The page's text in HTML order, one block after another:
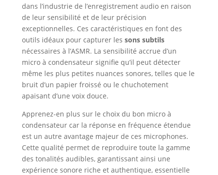
dans l’industrie de l’enregistrement audio en raison
de leur sensibilité et de leur précision
exceptionnelles. Ces caractéristiques en font des
outils idéaux pour capturer les sons subtils
nécessaires à l’ASMR. La sensibilité accrue d’un
micro à condensateur signifie qu’il peut détecter
même les plus petites nuances sonores, telles que le
bruit d’un papier froissé ou le chuchotement
apaisant d’une voix douce.
Apprenez-en plus sur le choix du bon micro à
condensateur car la réponse en fréquence étendue
est un autre avantage majeur de ces microphones.
Cette qualité permet de reproduire toute la gamme
des tonalités audibles, garantissant ainsi une
expérience sonore riche et authentique, essentielle